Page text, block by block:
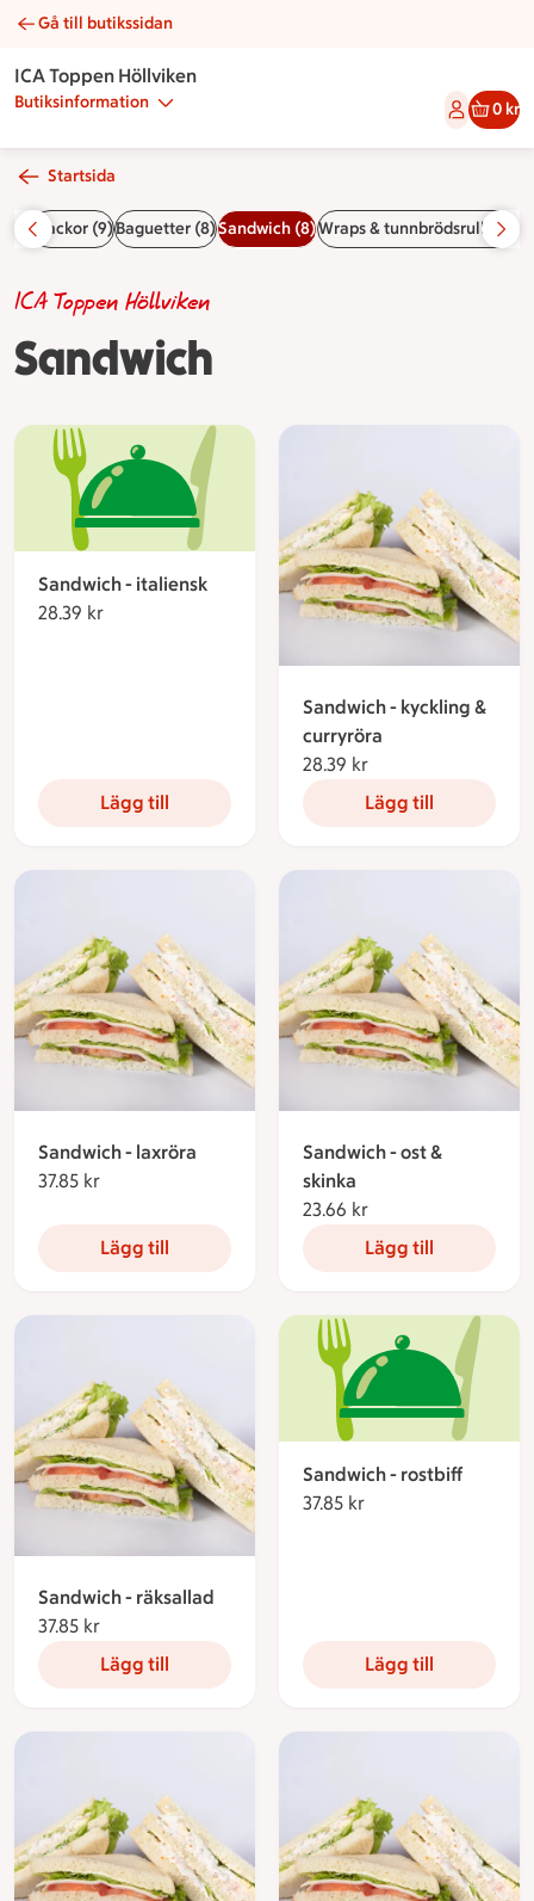
Sandwich | Catering ICA Toppen Höllviken
Gå till butikssidan
ICA Toppen Höllviken
Butiksinformation 0 kr
Startsida
(3)Mackor (9)Baguetter (8)Sandwich (8)Wraps & tunnbrödsrulle (9)
Sandwich
ICA Toppen Höllviken
Sandwich - italiensk
28.39 kr
Lägg till
Sandwich - kyckling &
curryröra
28.39 kr
Lägg till
Sandwich - laxröra
37.85 kr
Lägg till
Sandwich - ost &
skinka
23.66 kr
Lägg till
Sandwich - räksallad
37.85 kr
Lägg till
Sandwich - rostbiff
37.85 kr
Lägg till